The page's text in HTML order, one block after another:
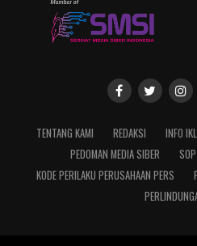
TENTANG KAMI REDAKSI INFO
PEDOMAN MEDIA SIBER
KODE PERILAKU PERUSAHAAN PERS